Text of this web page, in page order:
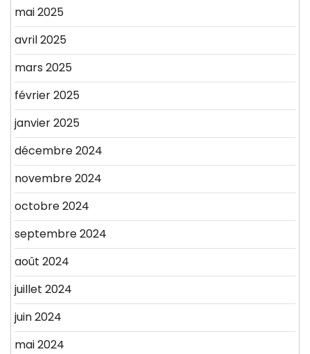
mai 2025
avril 2025
mars 2025
février 2025
janvier 2025
décembre 2024
novembre 2024
octobre 2024
septembre 2024
août 2024
juillet 2024
juin 2024
mai 2024